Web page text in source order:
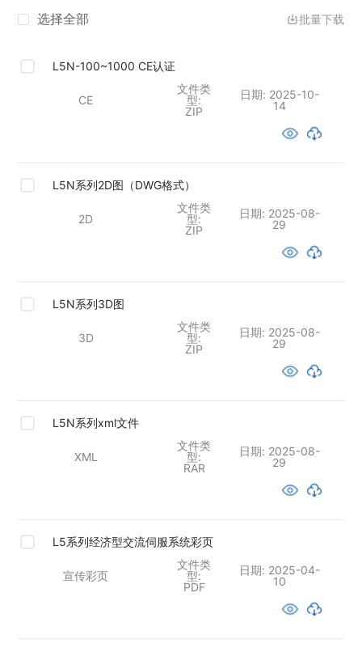
选择全部 批量下载
L5N-100~1000 CE认证
CE
文件类
型:
ZIP
日期: 2025-10-
14
L5N系列2D图（DWG格式）
2D
文件类
型:
ZIP
日期: 2025-08-
29
L5N系列3D图
3D
文件类
型:
ZIP
日期: 2025-08-
29
L5N系列xml文件
XML
文件类
型:
RAR
日期: 2025-08-
29
L5系列经济型交流伺服系统彩页
宣传彩页
文件类
型:
PDF
日期: 2025-04-
10